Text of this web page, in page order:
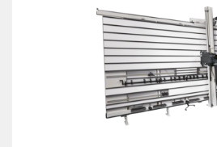
Combinadas de 5 operaciones
Centros CNC
Encoladoras de cantos
Calibradoras
Cepilladoras-regruesadoras
Centros CNC
Encoladoras de cantos